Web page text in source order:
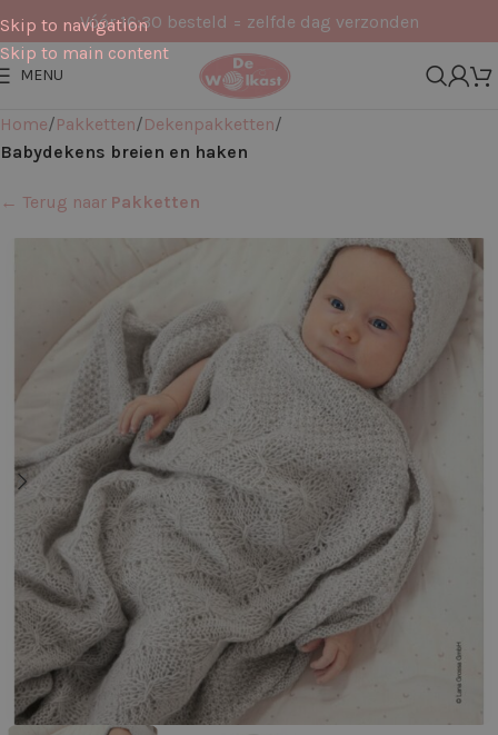
Skip to navigation
Skip to main content
Vóór 16:30 besteld = zelfde dag verzonden
MENU
Home Pakketten Dekenpakketten
Babydekens breien en haken
← Terug naar Pakketten